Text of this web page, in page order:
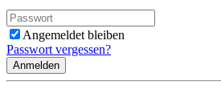
Angemeldet bleiben
Passwort vergessen?
Anmelden